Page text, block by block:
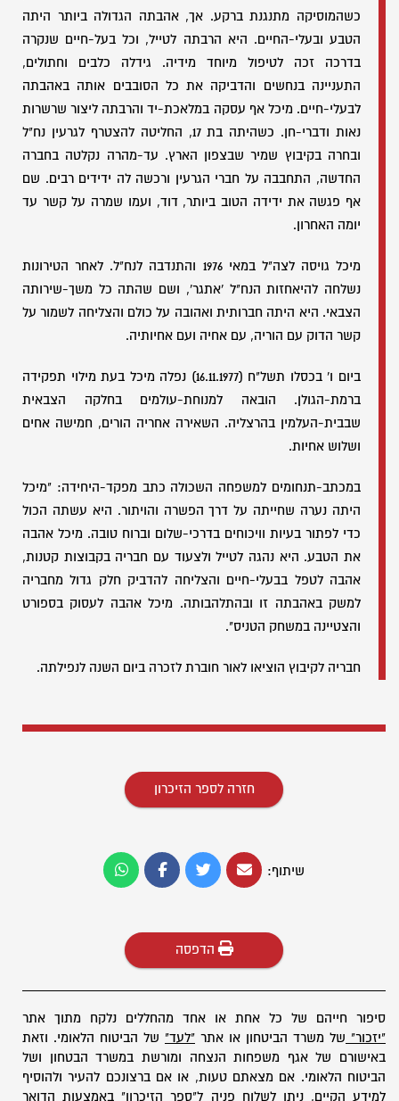
כשהמוסיקה מתנגנת ברקע. אך, אהבתה הגדולה ביותר היתה
הטבע ובעלי-החיים. היא הרבתה לטייל, וכל בעל-חיים שנקרה
בדרכה זכה לטיפול מיוחד מידיה. גידלה כלבים וחתולים,
התעניינה בנחשים והדביקה את כל הסובבים אותה באהבתה
לבעלי-חיים. מיכל אף עסקה במלאכת-יד והרבתה ליצור שרשרות
נאות ודברי-חן. כשהיתה בת 17, החליטה להצטרף לגרעין נח"ל
ובחרה בקיבוץ שמיר שבצפון הארץ. עד-מהרה נקלטה בחברה
החדשה, התחבבה על חברי הגרעין ורכשה לה ידידים רבים. שם
אף פגשה את ידידה הטוב ביותר, דוד, ועמו שמרה על קשר עד
יומה האחרון.
מיכל גויסה לצה"ל במאי 1976 והתנדבה לנח"ל. לאחר הטירונות
נשלחה להיאחזות הנח"ל 'אתגר', ושם שהתה כל משך-שירותה
הצבאי. היא היתה חברותית ואהובה על כולם והצליחה לשמור על
קשר הדוק עם הוריה, עם אחיה ועם אחיותיה.
ביום ו' בכסלו תשל"ח (16.11.1977) נפלה מיכל בעת מילוי תפקידה
ברמת-הגולן. הובאה למנוחת-עולמים בחלקה הצבאית
שבבית-העלמין בהרצליה. השאירה אחריה הורים, חמישה אחים
ושלוש אחיות.
במכתב-תנחומים למשפחה השכולה כתב מפקד-היחידה: "מיכל
היתה נערה שחייתה על דרך הפשרה והויתור. היא עשתה הכול
כדי לפתור בעיות וויכוחים בדרכי-שלום וברוח טובה. מיכל אהבה
את הטבע. היא נהגה לטייל ולצעוד עם חבריה בקבוצות קטנות,
אהבה לטפל בבעלי-חיים והצליחה להדביק חלק גדול מחבריה
למשק באהבתה זו ובהתלהבותה. מיכל אהבה לעסוק בספורט
והצטיינה במשחק הטניס".
חבריה לקיבוץ הוציאו לאור חוברת לזכרה ביום השנה לנפילתה.
חזרה לספר הזיכרון
שיתוף:
הדפסה
סיפור חייהם של כל אחת או אחד מהחללים נלקח מתוך אתר
"יזכור" של משרד הביטחון או אתר "לעד" של הביטוח הלאומי. וזאת
באישורם של אגף משפחות הנצחה ומורשת במשרד הבטחון ושל
הביטוח הלאומי. אם מצאתם טעות, או אם ברצונכם להעיר ולהוסיף
למידע הקיים, ניתן לשלוח פניה ל"ספר הזיכרון" באמצעות הדואר